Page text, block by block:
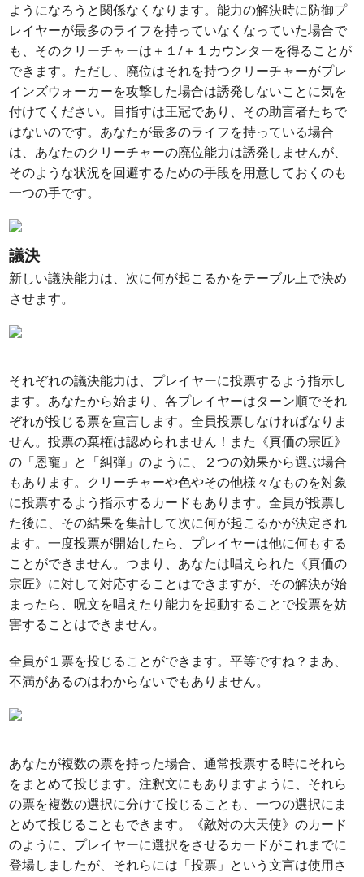
ようになろうと関係なくなります。能力の解決時に防御プ
レイヤーが最多のライフを持っていなくなっていた場合で
も、そのクリーチャーは＋１/＋１カウンターを得ることが
できます。ただし、廃位はそれを持つクリーチャーがプレ
インズウォーカーを攻撃した場合は誘発しないことに気を
付けてください。目指すは王冠であり、その助言者たちで
はないのです。あなたが最多のライフを持っている場合
は、あなたのクリーチャーの廃位能力は誘発しませんが、
そのような状況を回避するための手段を用意しておくのも
一つの手です。
議決
新しい議決能力は、次に何が起こるかをテーブル上で決め
させます。
それぞれの議決能力は、プレイヤーに投票するよう指示し
ます。あなたから始まり、各プレイヤーはターン順でそれ
ぞれが投じる票を宣言します。全員投票しなければなりま
せん。投票の棄権は認められません！また《真価の宗匠》
の「恩寵」と「糾弾」のように、２つの効果から選ぶ場合
もあります。クリーチャーや色やその他様々なものを対象
に投票するよう指示するカードもあります。全員が投票し
た後に、その結果を集計して次に何が起こるかが決定され
ます。一度投票が開始したら、プレイヤーは他に何もする
ことができません。つまり、あなたは唱えられた《真価の
宗匠》に対して対応することはできますが、その解決が始
まったら、呪文を唱えたり能力を起動することで投票を妨
害することはできません。
全員が１票を投じることができます。平等ですね？まあ、
不満があるのはわからないでもありません。
あなたが複数の票を持った場合、通常投票する時にそれら
をまとめて投じます。注釈文にもありますように、それら
の票を複数の選択に分けて投じることも、一つの選択にま
とめて投じることもできます。《敵対の大天使》のカード
のように、プレイヤーに選択をさせるカードがこれまでに
登場しましたが、それらには「投票」という文言は使用さ